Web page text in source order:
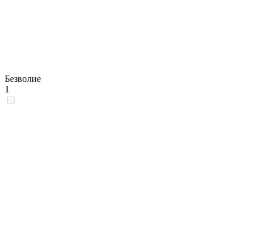
Безволие
1